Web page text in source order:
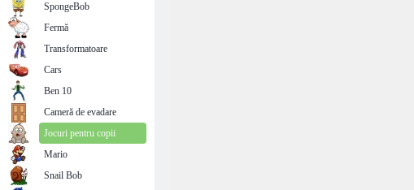
SpongeBob
Fermă
Transformatoare
Cars
Ben 10
Cameră de evadare
Jocuri pentru copii
Mario
Snail Bob